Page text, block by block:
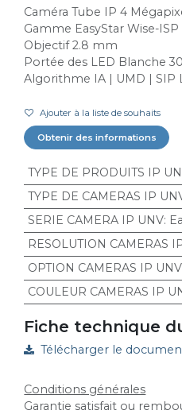
Caméra Tube IP 4
Gamme EasyStar Wise-ISP
Objectif 2.8 mm
Portée des LED Blanche
Algorithme IA | UMD |
Ajouter à la liste de souhaits
Obtenir des informations
TYPE DE PRODUITS IP
TYPE DE CAMERAS IP
SERIE CAMERA IP UNV:
RESOLUTION CAMERAS
OPTION CAMERAS IP UNV
COULEUR CAMERAS IP
Fiche technique
Télécharger le
Conditions générales
Garantie satisfait ou